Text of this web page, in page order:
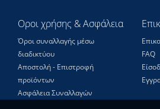
Οροι χρήσης & Ασφάλεια
Όροι συναλλαγής μέσω
διαδικτύου
Αποστολή - Επιστροφή
προϊόντων
Ασφάλεια Συναλλαγών
FAQ